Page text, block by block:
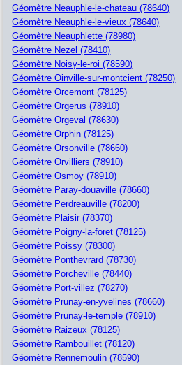
Géomètre Neauphle-le-chateau (78640)
Géomètre Neauphle-le-vieux (78640)
Géomètre Neauphlette (78980)
Géomètre Nezel (78410)
Géomètre Noisy-le-roi (78590)
Géomètre Oinville-sur-montcient (78250)
Géomètre Orcemont (78125)
Géomètre Orgerus (78910)
Géomètre Orgeval (78630)
Géomètre Orphin (78125)
Géomètre Orsonville (78660)
Géomètre Orvilliers (78910)
Géomètre Osmoy (78910)
Géomètre Paray-douaville (78660)
Géomètre Perdreauville (78200)
Géomètre Plaisir (78370)
Géomètre Poigny-la-foret (78125)
Géomètre Poissy (78300)
Géomètre Ponthevrard (78730)
Géomètre Porcheville (78440)
Géomètre Port-villez (78270)
Géomètre Prunay-en-yvelines (78660)
Géomètre Prunay-le-temple (78910)
Géomètre Raizeux (78125)
Géomètre Rambouillet (78120)
Géomètre Rennemoulin (78590)